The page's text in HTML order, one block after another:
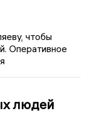
чтобы
Оперативное
людей